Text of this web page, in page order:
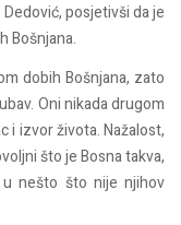
posjetivši da je
Bošnjana.
dobih Bošnjana, zato
Oni nikada drugom
i izvor života. Nažalost,
što je Bosna takva,
nešto što nije njihov